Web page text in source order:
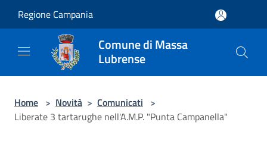
Regione Campania
Comune di Massa
Lubrense
Home > Novità > Comunicati >
Liberate 3 tartarughe nell'A.M.P. "Punta Campanella"